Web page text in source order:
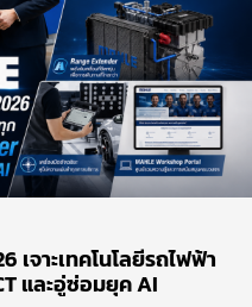
เจาะเทคโนโลยีรถไฟฟ้า
และอู่ซ่อมยุค AI